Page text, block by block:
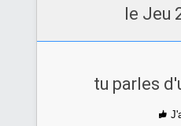
le Jeu
tu parles